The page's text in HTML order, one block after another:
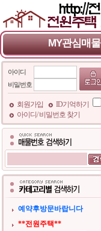
MY관심매물
아이디
비밀번호
회원가입
ID기억하기
아이디/ 비밀번호 찾기
예약후방문바랍니다
**전원주택**